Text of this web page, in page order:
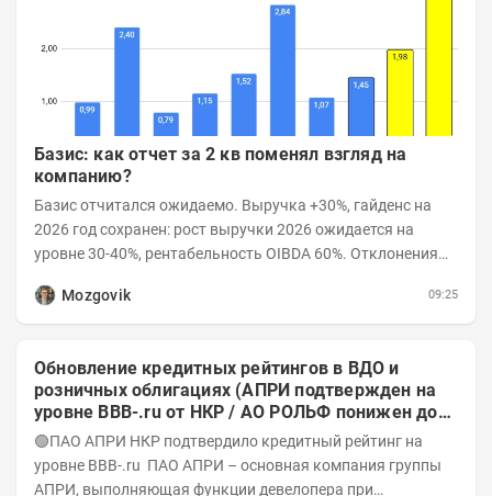
Базис: как отчет за 2 кв поменял взгляд на
компанию?
Базис отчитался ожидаемо. Выручка +30%, гайденс на
2026 год сохранен: рост выручки 2026 ожидается на
уровне 30-40%, рентабельность OIBDA 60%. Отклонения
Mozgovik
09:25
Обновление кредитных рейтингов в ВДО и
розничных облигациях (АПРИ подтвержден на
уровне BBB-.ru от НКР / АО РОЛЬФ понижен до
А-(RU) / Элит Строй присвоен на уровне BBB.ru)
🟢ПАО АПРИ НКР подтвердило кредитный рейтинг на
уровне BBB-.ru ПАО АПРИ – основная компания группы
АПРИ, выполняющая функции девелопера при